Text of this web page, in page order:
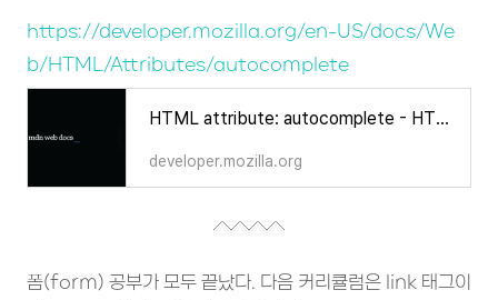
https://developer.mozilla.org/en-US/docs/We
b/HTML/Attributes/autocomplete
HTML attribute: autocomplete - HTML: HyperText Markup Language | MDN
developer.mozilla.org
폼(form) 공부가 모두 끝났다. 다음 커리큘럼은 link 태그이